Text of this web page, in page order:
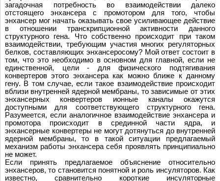
загадочная потребность во взаимодействии далеко
отстоящего энхансера с промотором для того, чтобы
энхансер мог начать оказывать свое усиливающее действие
в отношении транскрипционной активности данного
структурного гена. Что собственно происходит при таком
взаимодействии, требующим участия многих регуляторных
белков, составляющих энхансеросому? Мой ответ состоит в
том, что это необходимо в основном для главной, если не
единственной, цели - для физического подтягивания
конвертеров этого энхансера как можно ближе к данному
гену. В том случае, если такое взаимодействие происходит
вблизи внутренней ядерной мембраны, то зависимые от этих
энхансерных конвертеров ионные каналы окажутся
доступными для соответствующего структурного гена.
Разумеется, если аналогичное взаимодействие энхансера и
промотора происходит в срединной части ядра, и
энхансерные конвертеры не могут дотянуться до внутренней
ядерной мембраны, то в такой ситуации предлагаемый
механизм работы энхансера себя проявлять принципиально
не может.
Если принять предлагаемое объяснение относительно
энхансеров, то становится понятной и роль инсуляторов. Как
известно, сравнительно короткие инсуляторные